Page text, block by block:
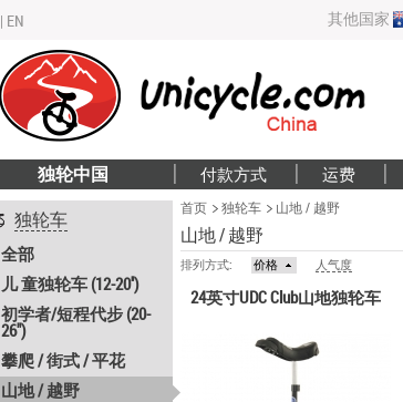
| EN 其他国家
独轮中国 付款方式 运费
独轮车
全部
儿 童独轮车 (12-20'')
初学者/短程代步 (20-
26")
攀爬 / 街式 / 平花
山地 / 越野
首页 独轮车 山地 / 越野
山地 / 越野
排列方式: 价格 人气度
24英寸UDC Club山地独轮车